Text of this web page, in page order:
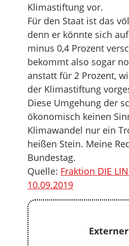
Klimastiftung vor.
Für den Staat ist das
denn er könnte sich
minus 0,4 Prozent
bekommt also sogar
anstatt für 2 Prozent,
der Klimastiftung
Diese Umgehung der
ökonomisch keinen
Klimawandel nur ein
heißen Stein. Meine
Bundestag.
Quelle: Fraktion DIE
10.09.2019